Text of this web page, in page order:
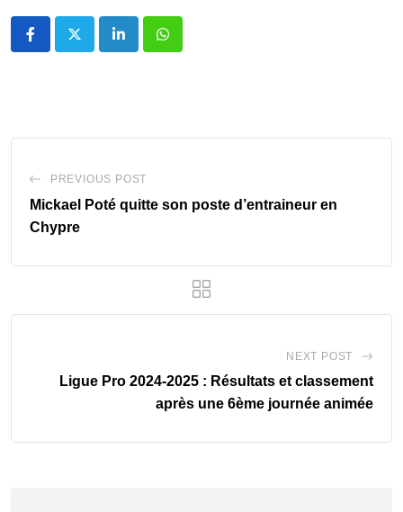
LinkedInWhatsapp
PREVIOUS POST
Mickael Poté quitte son poste d’entraineur en
Chypre
NEXT POST
Ligue Pro 2024-2025 : Résultats et classement
après une 6ème journée animée